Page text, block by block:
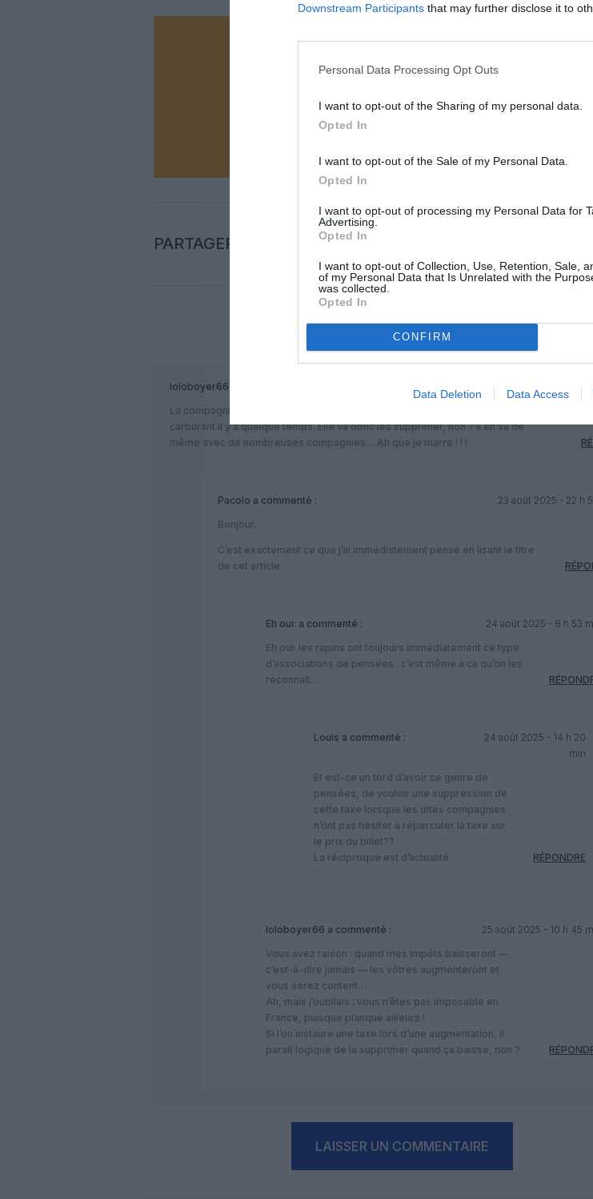
Downstream Participants that may further disclose it to
Personal Data Processing Opt Outs
I want to opt-out of the Sharing of my personal data.
Opted In
I want to opt-out of the Sale of my Personal Data.
Opted In
I want to opt-out of processing my Personal Data for
Advertising.
Opted In
I want to opt-out of Collection, Use, Retention, Sale,
of my Personal Data that Is Unrelated with the
was collected.
Opted In
CONFIRM
Data Deletion Data Access
Soutenez-nous, faites un don !
NOUS SOUTENIR
PARTAGER L'ARTICLE
FacebookTwitterPinterestLinkedIn
COMMENTAIRE(S)
loloboyer66
23 août 2025 -
La compagnie aérienne Air France a confirmé avoir instauré des surcharges
carburant il y a quelque temps. Elle va donc les supprimer, non ? Il en va de
même avec de nombreuses compagnies… Ah que je marre ! ! !
Pacolo a commenté :
23 août 2025 - 22 h
Bonjour.
C’est exactement ce que j’ai immédiatement pensé en lisant le titre
de cet article.
Eh oui: a commenté :
24 août 2025 - 8 h 53
Eh oui: les rapins ont toujours immédiatement ce type
d’associations de pensées : c’est même à ça qu’on les
reconnaît…
Louis a commenté :
24 août 2025 - 14 h 20
min
Et est-ce un tord d’avoir ce genre de
pensées, de vouloir une suppression de
cette taxe lorsque les dites compagnies
n’ont pas hésiter à répercuter la taxe sur
le prix du billet??
La réciproque est d’actualité
RÉPONDRE
loloboyer66 a commenté :
25 août 2025 - 10 h 45
Vous avez raison : quand mes impôts baisseront —
c’est-à-dire jamais — les vôtres augmenteront et
vous serez content…
Ah, mais j’oubliais : vous n’êtes pas imposable en
France, puisque planqué ailleurs !
Si l’on instaure une taxe lors d’une augmentation, il
paraît logique de la supprimer quand ça baisse, non ?
LAISSER UN COMMENTAIRE